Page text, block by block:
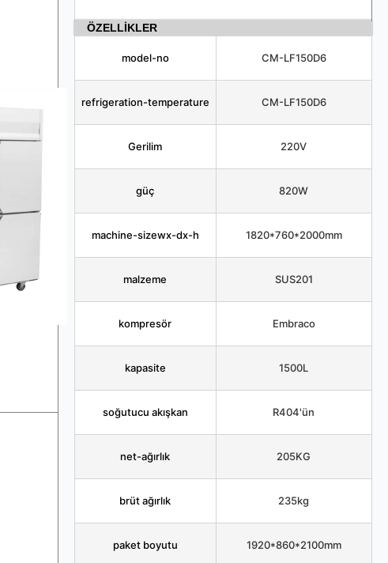
ÖZELLİKLER
model-no CM-LF150D6
refrigeration-temperature CM-LF150D6
Gerilim 220V
güç 820W
machine-sizewx-dx-h 1820*760*2000mm
malzeme SUS201
kompresör Embraco
kapasite 1500L
soğutucu akışkan R404'ün
net-ağırlık 205KG
brüt ağırlık 235kg
paket boyutu 1920*860*2100mm